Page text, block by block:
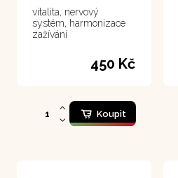
vitalita, nervový
systém, harmonizace
zažívání
450 Kč
Koupit